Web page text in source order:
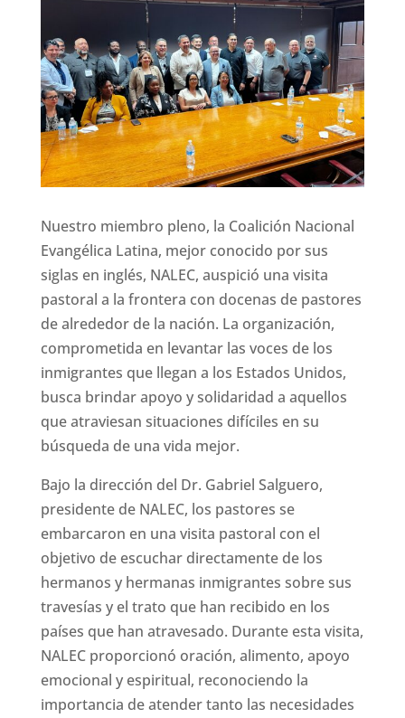
Nuestro miembro pleno, la Coalición Nacional
Evangélica Latina, mejor conocido por sus
siglas en inglés, NALEC, auspició una visita
pastoral a la frontera con docenas de pastores
de alrededor de la nación. La organización,
comprometida en levantar las voces de los
inmigrantes que llegan a los Estados Unidos,
busca brindar apoyo y solidaridad a aquellos
que atraviesan situaciones difíciles en su
búsqueda de una vida mejor.
Bajo la dirección del Dr. Gabriel Salguero,
presidente de NALEC, los pastores se
embarcaron en una visita pastoral con el
objetivo de escuchar directamente de los
hermanos y hermanas inmigrantes sobre sus
travesías y el trato que han recibido en los
países que han atravesado. Durante esta visita,
NALEC proporcionó oración, alimento, apoyo
emocional y espiritual, reconociendo la
importancia de atender tanto las necesidades